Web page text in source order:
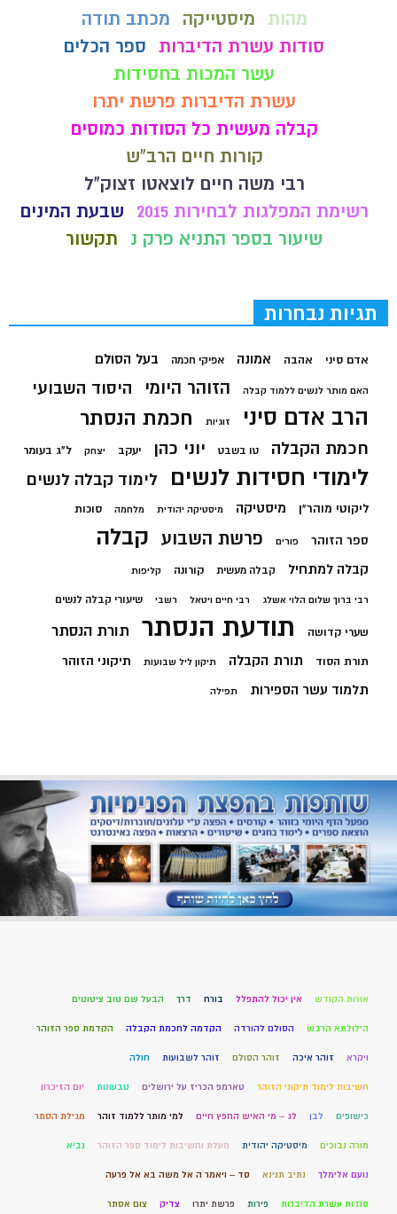
מהות מיסטייקה
מכתב תודה
סודות עשרת הדיברות ספר הכלים
עשר המכות בחסידות
עשרת הדיברות פרשת יתרו
קבלה מעשית כל הסודות כמוסים
קורות חיים הרב"ש
רבי משה חיים לוצאטו זצוק"ל
רשימת המפלגות לבחירות 2015
שבעת המינים
שיעור בספר התניא פרק נ
תקשור
תגיות נבחרות
אדם סיני אהבה אמונה אפיקי חכמה בעל הסולם
האם מותר לנשים ללמוד קבלה הזוהר היומי היסוד השבועי
הרב אדם סיני זוגיות חכמת הנסתר
חכמת הקבלה טו בשבט יוני כהן יעקב יצחק ל"ג בעומר
לימודי חסידות לנשים לימוד קבלה לנשים
ליקוטי מוהר"ן מיסטיקה מיסטיקה יהודית מלחמה סוכות
ספר הזוהר פורים פרשת השבוע קבלה
קבלה למתחיל קבלה מעשית קורונה קליפות
רבי ברוך שלום הלוי אשלג רבי חיים ויטאל רשבי שיעורי קבלה לנשים
שערי קדושה תודעת הנסתר תורת הנסתר
תורת הסוד תורת הקבלה תיקון ליל שבועות תיקוני הזוהר
תלמוד עשר הספירות תפילה
אורות הקודש אין יכול להתפלל בורח דרך הבעל שם טוב ציטוטים
הילולתא הרבש הסולם להורדה הקדמה לחכמת הקבלה הקדמת ספר הזוהר
ויקרא זוהר איכה זוהר הסולם זוהר לשבועות חולה
חשיבות לימוד תיקוני הזוהר טארמפ הכריז על ירושלים טבעונות יום הזיכרון
כישופים לבן לג – מי האיש החפץ חיים למי מותר ללמוד זוהר מגילת הסתר
מורה נבוכים מיסטיקה יהודית מעלת וחשיבות לימוד ספר הזוהר נביא
נועם אלימלך נתיב תנינא סד – ויאמר ה אל משה בא אל פרעה
סודות עשרת הדיברות פירות פרשת יתרו צדיק צום אסתר